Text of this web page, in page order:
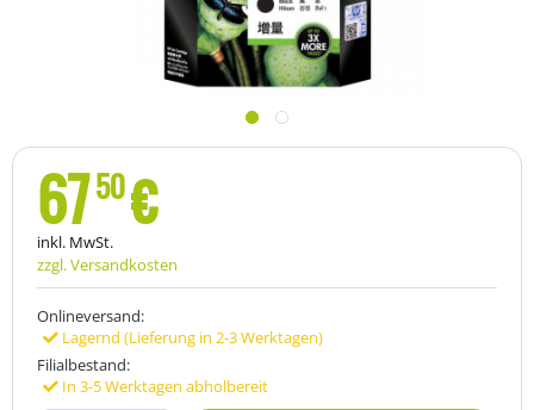
6750€
inkl. MwSt.
zzgl. Versandkosten
Onlineversand:
Lagernd (Lieferung in 2-3 Werktagen)
Filialbestand:
In 3-5 Werktagen abholbereit